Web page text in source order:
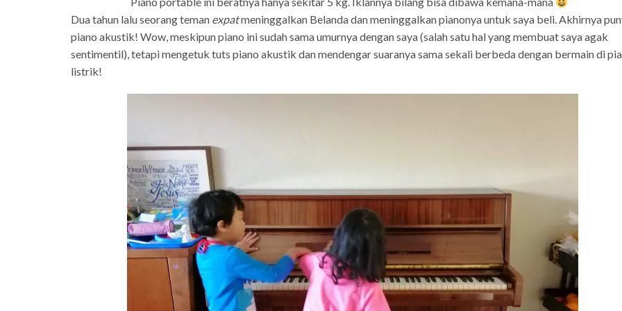
Dua tahun lalu seorang teman expatmeninggalkan Belanda dan meninggalkan pianonya untuk saya beli. Akhirnya
piano akustik! Wow, meskipun piano ini sudah sama umurnya dengan saya (salah satu hal yang membuat saya agak
sentimentil), tetapi mengetuk tuts piano akustik dan mendengar suaranya sama sekali berbeda dengan bermain di
listrik!